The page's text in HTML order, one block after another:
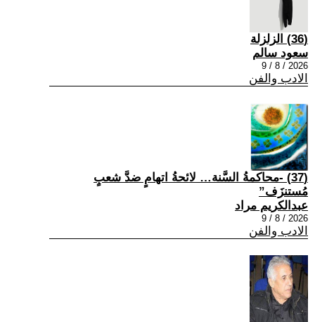
(36) الزلزلة
سعود سالم
2026 / 8 / 9
الادب والفن
(37) -محاكمةُ السَّنة… لائحةُ اتهامٍ ضدَّ شعبٍ
مُستنزَف”
عبدالكريم مراد
2026 / 8 / 9
الادب والفن